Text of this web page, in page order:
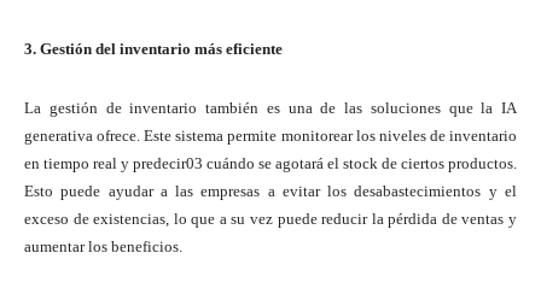
3. Gestión del inventario más eficiente
La gestión de inventario también es una de las soluciones que la IA
generativa ofrece. Este sistema permite monitorear los niveles de inventario
en tiempo real y predecir03 cuándo se agotará el stock de ciertos productos.
Esto puede ayudar a las empresas a evitar los desabastecimientos y el
exceso de existencias, lo que a su vez puede reducir la pérdida de ventas y
aumentar los beneficios.